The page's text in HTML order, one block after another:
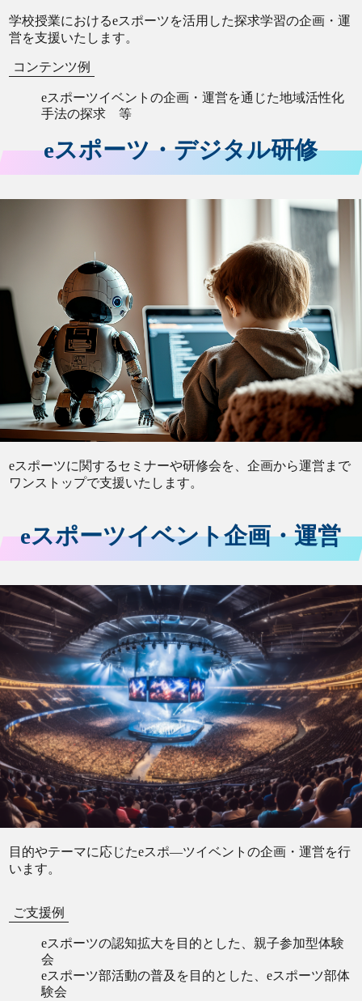
学校授業におけるeスポーツを活用した探求学習の企画・運
営を支援いたします。
コンテンツ例
eスポーツイベントの企画・運営を通じた地域活性化
手法の探求 等
eスポーツ・デジタル研修
eスポーツに関するセミナーや研修会を、企画から運営まで
ワンストップで支援いたします。
eスポーツイベント企画・運営
目的やテーマに応じたeスポ―ツイベントの企画・運営を行
います。
ご支援例
eスポーツの認知拡大を目的とした、親子参加型体験
会
eスポーツ部活動の普及を目的とした、eスポーツ部体
験会